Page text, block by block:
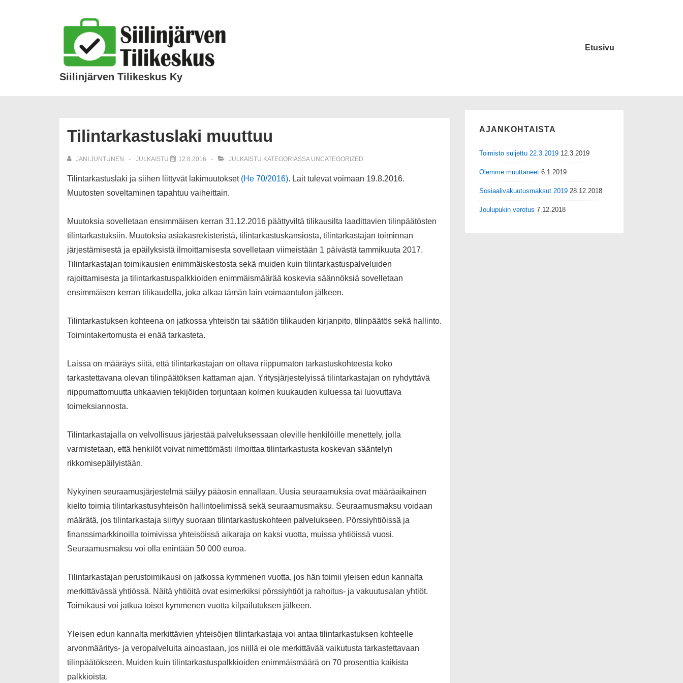
Siilinjärven Tilikeskus Ky
Etusivu
Tilintarkastuslaki muuttuu
JANI JUNTUNEN JULKAISTU 12.8.2016 JULKAISTU KATEGORIASSA UNCATEGORIZED
Tilintarkastuslaki ja siihen liittyvät lakimuutokset (He 70/2016). Lait tulevat voimaan 19.8.2016.
Muutosten soveltaminen tapahtuu vaiheittain.
Muutoksia sovelletaan ensimmäisen kerran 31.12.2016 päättyviltä tilikausilta laadittavien tilinpäätösten
tilintarkastuksiin. Muutoksia asiakasrekisteristä, tilintarkastuskansiosta, tilintarkastajan toiminnan
järjestämisestä ja epäilyksistä ilmoittamisesta sovelletaan viimeistään 1 päivästä tammikuuta 2017.
Tilintarkastajan toimikausien enimmäiskestosta sekä muiden kuin tilintarkastuspalveluiden
rajoittamisesta ja tilintarkastuspalkkioiden enimmäismäärää koskevia säännöksiä sovelletaan
ensimmäisen kerran tilikaudella, joka alkaa tämän lain voimaantulon jälkeen.
Tilintarkastuksen kohteena on jatkossa yhteisön tai säätiön tilikauden kirjanpito, tilinpäätös sekä hallinto.
Toimintakertomusta ei enää tarkasteta.
Laissa on määräys siitä, että tilintarkastajan on oltava riippumaton tarkastuskohteesta koko
tarkastettavana olevan tilinpäätöksen kattaman ajan. Yritysjärjestelyissä tilintarkastajan on ryhdyttävä
riippumattomuutta uhkaavien tekijöiden torjuntaan kolmen kuukauden kuluessa tai luovuttava
toimeksiannosta.
Tilintarkastajalla on velvollisuus järjestää palveluksessaan oleville henkilöille menettely, jolla
varmistetaan, että henkilöt voivat nimettömästi ilmoittaa tilintarkastusta koskevan sääntelyn
rikkomisepäilyistään.
Nykyinen seuraamusjärjestelmä säilyy pääosin ennallaan. Uusia seuraamuksia ovat määräaikainen
kielto toimia tilintarkastusyhteisön hallintoelimissä sekä seuraamusmaksu. Seuraamusmaksu voidaan
määrätä, jos tilintarkastaja siirtyy suoraan tilintarkastuskohteen palvelukseen. Pörssiyhtiöissä ja
finanssimarkkinoilla toimivissa yhteisöissä aikaraja on kaksi vuotta, muissa yhtiöissä vuosi.
Seuraamusmaksu voi olla enintään 50 000 euroa.
Tilintarkastajan perustoimikausi on jatkossa kymmenen vuotta, jos hän toimii yleisen edun kannalta
merkittävässä yhtiössä. Näitä yhtiöitä ovat esimerkiksi pörssiyhtiöt ja rahoitus- ja vakuutusalan yhtiöt.
Toimikausi voi jatkua toiset kymmenen vuotta kilpailutuksen jälkeen.
Yleisen edun kannalta merkittävien yhteisöjen tilintarkastaja voi antaa tilintarkastuksen kohteelle
arvonmääritys- ja veropalveluita ainoastaan, jos niillä ei ole merkittävää vaikutusta tarkastettavaan
tilinpäätökseen. Muiden kuin tilintarkastuspalkkioiden enimmäismäärä on 70 prosenttia kaikista
palkkioista.
AJANKOHTAISTA
Toimisto suljettu 22.3.2019 12.3.2019
Olemme muuttaneet 6.1.2019
Sosiaalivakuutusmaksut 2019 28.12.2018
Joulupukin verotus 7.12.2018